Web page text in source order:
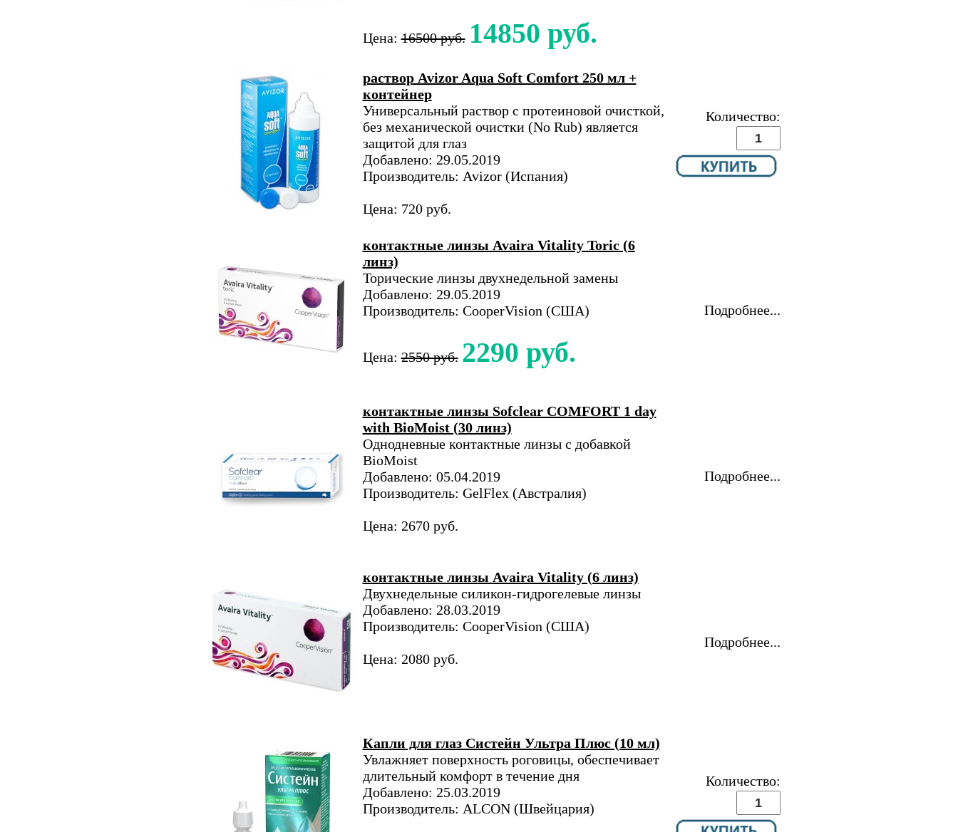
Цена:16500 руб. 14850 руб.
раствор Avizor Aqua Soft Comfort 250 мл +
контейнер
Универсальный раствор с протеиновой очисткой,
без механической очистки (No Rub) является
защитой для глаз
Добавлено: 29.05.2019
Производитель: Avizor (Испания)
Цена: 720 руб.
Количество:
контактные линзы Avaira Vitality Toric (6
линз)
Торические линзы двухнедельной замены
Добавлено: 29.05.2019
Производитель: CooperVision (США)
Цена:2550 руб. 2290 руб.
Подробнее...
контактные линзы Sofclear COMFORT 1 day
with BioMoist (30 линз)
Однодневные контактные линзы с добавкой
BioMoist
Добавлено: 05.04.2019
Производитель: GelFlex (Австралия)
Цена: 2670 руб.
Подробнее...
контактные линзы Avaira Vitality (6 линз)
Двухнедельные силикон-гидрогелевые линзы
Добавлено: 28.03.2019
Производитель: CooperVision (США)
Цена: 2080 руб.
Подробнее...
Капли для глаз Систейн Ультра Плюс (10 мл)
Увлажняет поверхность роговицы, обеспечивает
длительный комфорт в течение дня
Добавлено: 25.03.2019
Производитель: ALCON (Швейцария)
Количество: